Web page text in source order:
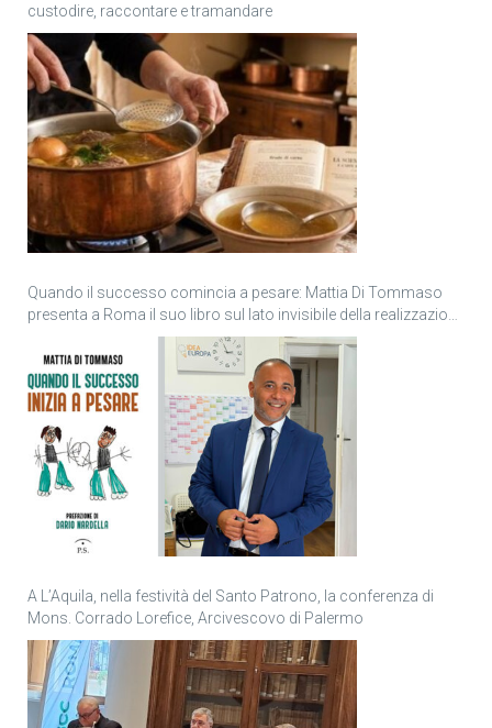
custodire, raccontare e tramandare
Quando il successo comincia a pesare: Mattia Di Tommaso
presenta a Roma il suo libro sul lato invisibile della realizzazione
A L’Aquila, nella festività del Santo Patrono, la conferenza di
Mons. Corrado Lorefice, Arcivescovo di Palermo